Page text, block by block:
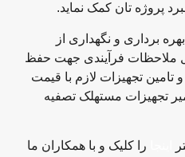
پروژه تان کمک نماید.
برداری و نگهداری از
ملاحظات فرآیندی جهت حفظ
تجهیزات لازم با قیمت
تجهیزات مستهلک تصفیه
را کلیک و با همکاران ما